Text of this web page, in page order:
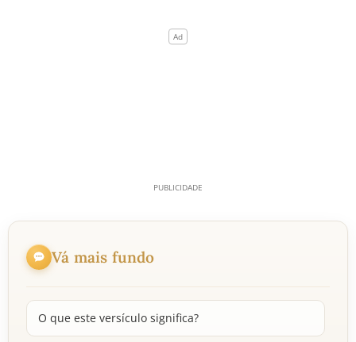
Vá mais fundo
O que este versículo significa?